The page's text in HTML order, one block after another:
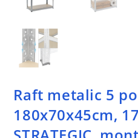
Raft metalic 5
180x70x45cm,